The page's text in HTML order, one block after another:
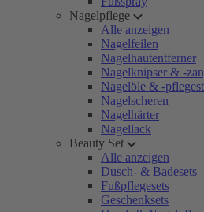
Nagelpflege
Alle anzeigen
Nagelfeilen
Nagelhautentferner
Nagelknipser & -
Nagelöle & -
Nagelscheren
Nagelhärter
Nagellack
Beauty Set
Alle anzeigen
Dusch- & Badesets
Fußpflegesets
Geschenksets